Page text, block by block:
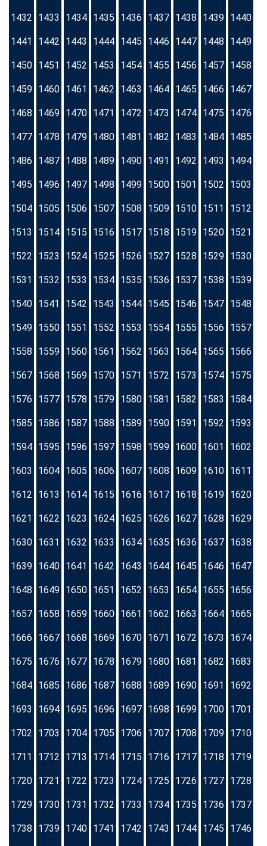
1432 1433 1434 1435 1436 1437 1438 1439 1440
1441 1442 1443 1444 1445 1446 1447 1448 1449
1450 1451 1452 1453 1454 1455 1456 1457 1458
1459 1460 1461 1462 1463 1464 1465 1466 1467
1468 1469 1470 1471 1472 1473 1474 1475 1476
1477 1478 1479 1480 1481 1482 1483 1484 1485
1486 1487 1488 1489 1490 1491 1492 1493 1494
1495 1496 1497 1498 1499 1500 1501 1502 1503
1504 1505 1506 1507 1508 1509 1510 1511 1512
1513 1514 1515 1516 1517 1518 1519 1520 1521
1522 1523 1524 1525 1526 1527 1528 1529 1530
1531 1532 1533 1534 1535 1536 1537 1538 1539
1540 1541 1542 1543 1544 1545 1546 1547 1548
1549 1550 1551 1552 1553 1554 1555 1556 1557
1558 1559 1560 1561 1562 1563 1564 1565 1566
1567 1568 1569 1570 1571 1572 1573 1574 1575
1576 1577 1578 1579 1580 1581 1582 1583 1584
1585 1586 1587 1588 1589 1590 1591 1592 1593
1594 1595 1596 1597 1598 1599 1600 1601 1602
1603 1604 1605 1606 1607 1608 1609 1610 1611
1612 1613 1614 1615 1616 1617 1618 1619 1620
1621 1622 1623 1624 1625 1626 1627 1628 1629
1630 1631 1632 1633 1634 1635 1636 1637 1638
1639 1640 1641 1642 1643 1644 1645 1646 1647
1648 1649 1650 1651 1652 1653 1654 1655 1656
1657 1658 1659 1660 1661 1662 1663 1664 1665
1666 1667 1668 1669 1670 1671 1672 1673 1674
1675 1676 1677 1678 1679 1680 1681 1682 1683
1684 1685 1686 1687 1688 1689 1690 1691 1692
1693 1694 1695 1696 1697 1698 1699 1700 1701
1702 1703 1704 1705 1706 1707 1708 1709 1710
1711 1712 1713 1714 1715 1716 1717 1718 1719
1720 1721 1722 1723 1724 1725 1726 1727 1728
1729 1730 1731 1732 1733 1734 1735 1736 1737
1738 1739 1740 1741 1742 1743 1744 1745 1746